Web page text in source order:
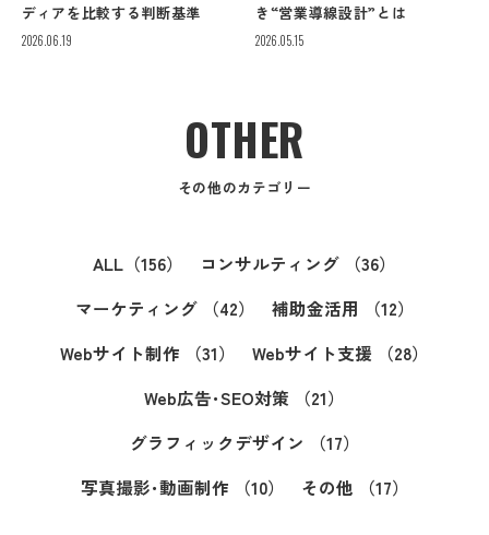
ディアを比較する判断基準
2026.06.19
き“営業導線設計”とは
2026.05.15
OTHER
その他のカテゴリー
ALL （156） コンサルティング
（36）
マーケティング
（42） 補助金活用
（12）
Webサイト制作
（31） Webサイト支援
（28）
Web広告･SEO対策
（21）
グラフィックデザイン
（17）
写真撮影･動画制作
（10） その他 （17）